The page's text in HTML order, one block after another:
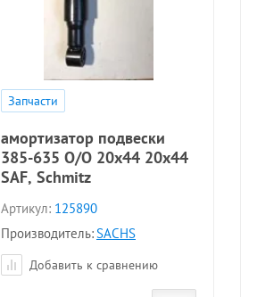
Запчасти
амортизатор подвески
385-635 O/O 20x44 20x44
SAF, Schmitz
Артикул: 125890
Производитель:SACHS
Добавить к сравнению